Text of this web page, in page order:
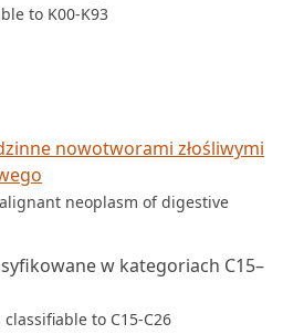
to K00-K93
nowotworami złośliwymi
neoplasm of digestive
w kategoriach C15–
to C15-C26